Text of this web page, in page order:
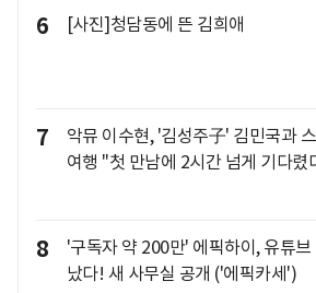
6 [사진]청담동에 뜬 김희애
7
악뮤 이수현, '김성주子' 김민국과
여행 "첫 만남에 2시간 넘게 기다렸
8
'구독자 약 200만' 에픽하이, 유튜브
났다! 새 사무실 공개 ('에픽카세')